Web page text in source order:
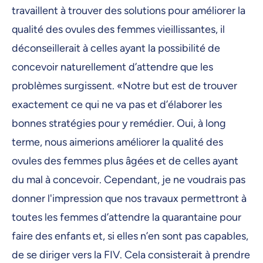
travaillent à trouver des solutions pour améliorer la
qualité des ovules des femmes vieillissantes, il
déconseillerait à celles ayant la possibilité de
concevoir naturellement d’attendre que les
problèmes surgissent. «Notre but est de trouver
exactement ce qui ne va pas et d’élaborer les
bonnes stratégies pour y remédier. Oui, à long
terme, nous aimerions améliorer la qualité des
ovules des femmes plus âgées et de celles ayant
du mal à concevoir. Cependant, je ne voudrais pas
donner l'impression que nos travaux permettront à
toutes les femmes d’attendre la quarantaine pour
faire des enfants et, si elles n’en sont pas capables,
de se diriger vers la FIV. Cela consisterait à prendre